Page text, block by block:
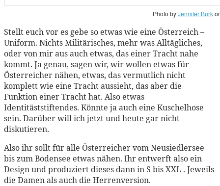
Photo byJennifer Burk
Stellt euch vor es gebe so etwas wie eine Österreich –
Uniform. Nichts Militärisches, mehr was Alltägliches,
oder von mir aus auch etwas, das einer Tracht nahe
kommt. Ja genau, sagen wir, wir wollen etwas für
Österreicher nähen, etwas, das vermutlich nicht
komplett wie eine Tracht aussieht, das aber die
Funktion einer Tracht hat. Also etwas
Identitäststiftendes. Könnte ja auch eine Kuschelhose
sein. Darüber will ich jetzt und heute gar nicht
diskutieren.
Also ihr sollt für alle Österreicher vom Neusiedlersee
bis zum Bodensee etwas nähen. Ihr entwerft also ein
Design und produziert dieses dann in S bis XXL . Jeweils
die Damen als auch die Herrenversion.